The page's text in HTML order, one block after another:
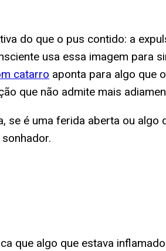
do que o pus contido: a
usa essa imagem para
catarro aponta para algo que
que não admite mais
se é uma ferida aberta ou algo
que algo que estava